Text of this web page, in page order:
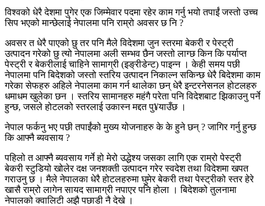
विश्वको धेरै देशमा पुगेर एक जिम्मेवार पदमा रहेर काम गर्नु भयो तपाईं जस्तो उच्च
सिप भएको मान्छेलाई नेपालमा पनि राम्रो अवसर छ नि ?
अवसर त धेरै पाएको छु तर पनि मैले विदेशमा जुन स्तरमा बेकरी र पेस्ट्री
उत्पादन गरेको छु त्यो नेपालमा अली सम्भव छैन जस्तो लाग्छ किन कि पर्याप्त
पेस्ट्री र बेकरीलाई चाहिने सामाग्री (इङ्रीडेन्ट) पाइन्न । केही समय पछी
नेपालमा पनि बिदेशको जस्तो स्तरिय उत्पादन निकाल्न सकिन्छ धेरै बिदेशमा काम
गरेका सेफहरु अहिले नेपालमा काम गर्न थालेका छन् धेरै इन्टरनेसनल होटलहरु
धमाधम खुलेका छन । स्तरिय सामानहरु महंगै परेता पनि विदेशबाट झिकाउनु पर्ने
हुन्छ, जसले होटलको स्तरलाई उकास्न मद्दत पु¥याउँछ ।
नेपाल फर्कनु भए पछी तपाईंको मुख्य योजनाहरु के के हुने छन् ? जागिर गर्नु हुन्छ
कि आफ्नै ब्यवसाय ?
पहिलो त आफ्नै ब्यवसाय गर्ने हो मेरो उद्धेश्य जसका लागि एक राम्रो पेस्ट्री
बेकरी स्टुडियो खोलेर दक्ष जनशक्ती उत्पादन गरेर स्वदेश तथा विदेशमा खपत
गराउनु छ । मैले नेपालका धेरै होटलहरुमा घुमेर बेकरी तथा पेस्ट्रीको स्तर हेरे
खासै राम्रो लागेन सायद सामाग्री नपाएर पनि होला । बिदेशको तुलनामा
नेपालको क्वालिटी अझै पछाडी नै देखे ।